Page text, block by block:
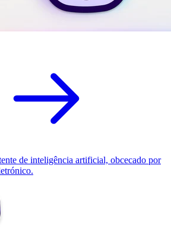
de inteligência artificial, obcecado por